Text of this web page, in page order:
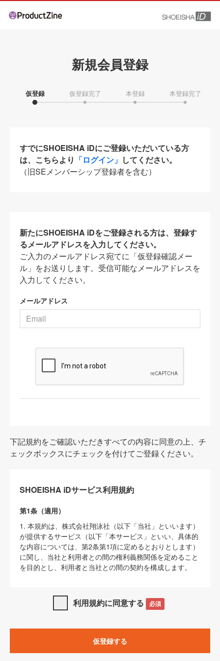
新規会員登録
仮登録 仮登録完了 本登録 本登録完了
すでにSHOEISHA iDにご登録いただいている方
は、こちらより 「ログイン」 してください。
（旧SEメンバーシップ登録者を含む）
新たにSHOEISHA iDをご登録される方は、登録す
るメールアドレスを入力してください。
ご入力のメールアドレス宛てに「仮登録確認メー
ル」をお送りします。受信可能なメールアドレスを
入力してください。
メールアドレス
下記規約をご確認いただきすべての内容に同意の上、チ
ェックボックスにチェックを付けてご登録ください。
SHOEISHA iDサービス利用規約
第1条（適用）
1. 本規約は、株式会社翔泳社（以下「当社」といいます）
が提供するサービス（以下「本サービス」といい、具体的
な内容については、第2条第1項に定めるとおりとします）
に関し、当社と利用者との間の権利義務関係を定めること
を目的とし、利用者と当社との間の契約を構成します。
SHOEISHA iDプライバシーポリシー」及び「
サイト上でのデータの利用について（Cookieポリシー）
3. 本規約の内容と、前項に記載する定めその他当社が定め
利用規約に同意する 必須
仮登録する